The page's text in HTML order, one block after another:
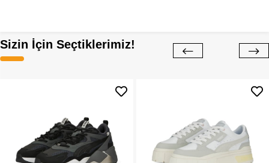
Sizin İçin Seçtiklerimiz!